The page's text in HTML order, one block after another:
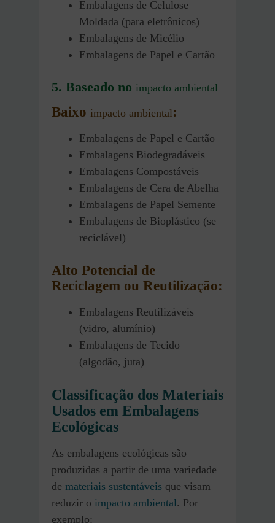
Embalagens de Celulose
Moldada (para eletrônicos)
Embalagens de Micélio
Embalagens de Papel e Cartão
5. Baseado no impacto ambiental
Baixo impacto ambiental:
Embalagens de Papel e Cartão
Embalagens Biodegradáveis
Embalagens Compostáveis
Embalagens de Cera de Abelha
Embalagens de Papel Semente
Embalagens de Bioplástico (se
reciclável)
Alto Potencial de
Reciclagem ou Reutilização:
Embalagens Reutilizáveis
(vidro, alumínio)
Embalagens de Tecido
(algodão, juta)
Classificação dos Materiais
Usados em Embalagens
Ecológicas
As embalagens ecológicas são
produzidas a partir de uma variedade
de materiais sustentáveis que visam
reduzir o impacto ambiental. Por
exemplo: